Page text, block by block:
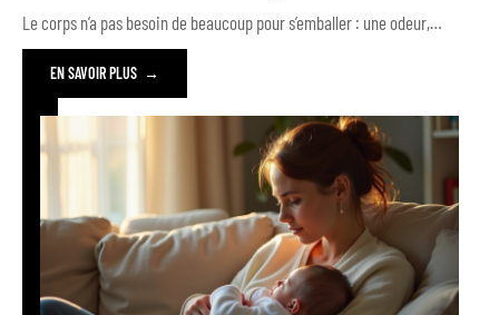
Le corps n’a pas besoin de beaucoup pour s’emballer : une odeur,…
EN SAVOIR PLUS